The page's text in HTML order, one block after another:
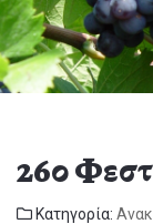
26ο
Κατηγορία: